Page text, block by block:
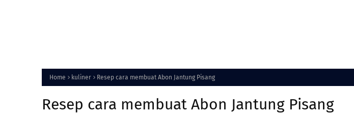
Home kuliner Resep cara membuat Abon Jantung Pisang
Resep cara membuat Abon Jantung Pisang